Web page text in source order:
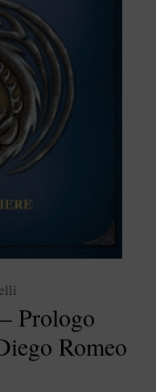
Prologo
Romeo